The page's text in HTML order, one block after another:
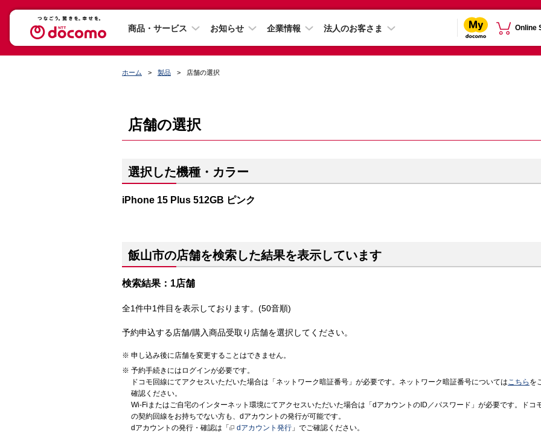
商品・サービス お知らせ 企業情報 法人のお客さま Online
ホーム 製品 店舗の選択
店舗の選択
選択した機種・カラー
iPhone 15 Plus 512GB ピンク
飯山市の店舗を検索した結果を表示しています
検索結果：1店舗
全1件中1件目を表示しております。(50音順)
予約申込する店舗/購入商品受取り店舗を選択してください。
申し込み後に店舗を変更することはできません。
予約手続きにはログインが必要です。
ドコモ回線にてアクセスいただいた場合は「ネットワーク暗証番号」が必要です。ネットワーク暗証番号についてはこちら を
確認ください。
Wi-Fiまたはご自宅のインターネット環境にてアクセスいただいた場合は「dアカウントのID／パスワード」が必要です。ドコ
の契約回線をお持ちでない方も、dアカウントの発行が可能です。
dアカウントの発行・確認は「
dアカウント発行 」でご確認ください。